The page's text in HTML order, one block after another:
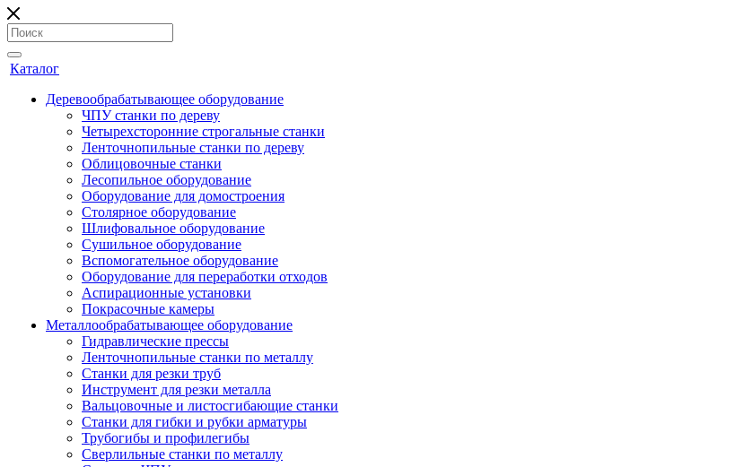
Каталог
Деревообрабатывающее оборудование
ЧПУ станки по дереву
Четырехсторонние строгальные станки
Ленточнопильные станки по дереву
Облицовочные станки
Лесопильное оборудование
Оборудование для домостроения
Столярное оборудование
Шлифовальное оборудование
Сушильное оборудование
Вспомогательное оборудование
Оборудование для переработки отходов
Аспирационные установки
Покрасочные камеры
Металлообрабатывающее оборудование
Гидравлические прессы
Ленточнопильные станки по металлу
Станки для резки труб
Инструмент для резки металла
Вальцовочные и листосгибающие станки
Станки для гибки и рубки арматуры
Трубогибы и профилегибы
Сверлильные станки по металлу